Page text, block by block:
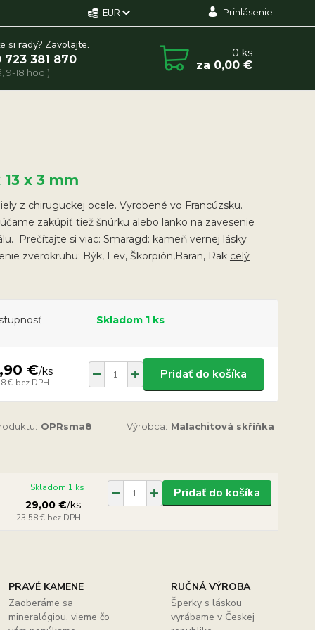
EUR Prihlásenie
si rady? Zavolajte.
723 381 870
9-18 hod.)
0 ks
za 0,00 €
13 x 3 mm
z chiruguckej ocele. Vyrobené vo Francúzsku.
zakúpiť tiež šnúrku alebo lanko na zavesenie
Prečítajte si viac: Smaragd: kameň vernej lásky
zverokruhu: Býk, Lev, Škorpión,Baran, Rak celý
Skladom 1 ks
€/ks
€ bez DPH
Pridať do košíka
OPRsma8 Výrobca: Malachitová skříňka
29,00 €/ks
23,58 € bez DPH
Skladom 1 ks Pridať do košíka
PRAVÉ KAMENE
Zaoberáme sa
mineralógiou, vieme čo
RUČNÁ VÝROBA
Šperky s láskou
vyrábame v Českej